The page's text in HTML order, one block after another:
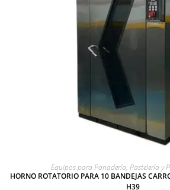
AGREGAR A
Equipos para Panadería, Pastelería y
HORNO ROTATORIO PARA 10 BANDEJAS
H39